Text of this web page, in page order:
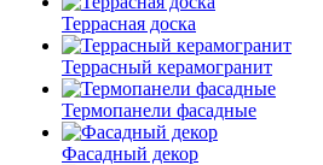
Террасная доска
Террасный керамогранит
Термопанели фасадные
Фасадный декор